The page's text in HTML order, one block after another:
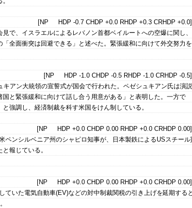
[NP HDP -0.7 CHDP +0.0 RHDP +0.3 CRHDP +0.0]
で、イスラエルによるレバノン首都ベイルートへの空爆に関し、
全面衝突は回避できる」と述べた。緊張緩和に向けて外交努力を
[NP HDP -1.0 CHDP -0.5 RHDP -1.0 CRHDP -0.5]
キアン大統領の宣誓式が国会で行われた。ペゼシュキアン氏は演説
と緊張緩和に向けて話し合う用意がある」と表明した。一方で
強調し、経済制裁を科す米国をけん制している。
[NP HDP +0.0 CHDP 0.00 RHDP +0.0 CRHDP 0.00]
ペンシルベニア州のシャピロ知事が、日本製鉄によるUSスチール
報じている。
[NP HDP +0.0 CHDP 0.00 RHDP +0.0 CRHDP 0.00]
ていた電気自動車(EV)などの対中制裁関税の引き上げを延期すると